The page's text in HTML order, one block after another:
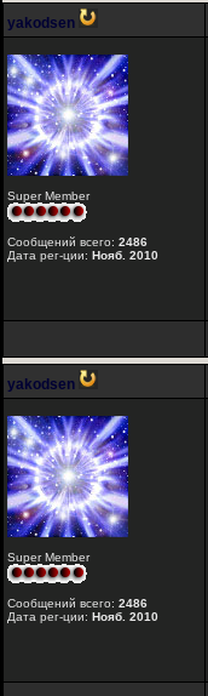
yakodsen
Super Member
Сообщений всего: 2486
Дата рег-ции: Нояб. 2010
yakodsen
Super Member
Сообщений всего: 2486
Дата рег-ции: Нояб. 2010